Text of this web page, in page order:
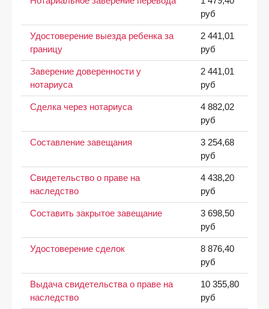
руб
Удостоверение выезда ребенка за
границу
2 441,01
руб
Заверение доверенности у
нотариуса
2 441,01
руб
Сделка через нотариуса
4 882,02
руб
Составление завещания
3 254,68
руб
Свидетельство о праве на
наследство
4 438,20
руб
Составить закрытое завещание
3 698,50
руб
Удостоверение сделок
8 876,40
руб
Выдача свидетельства о праве на
наследство
10 355,80
руб